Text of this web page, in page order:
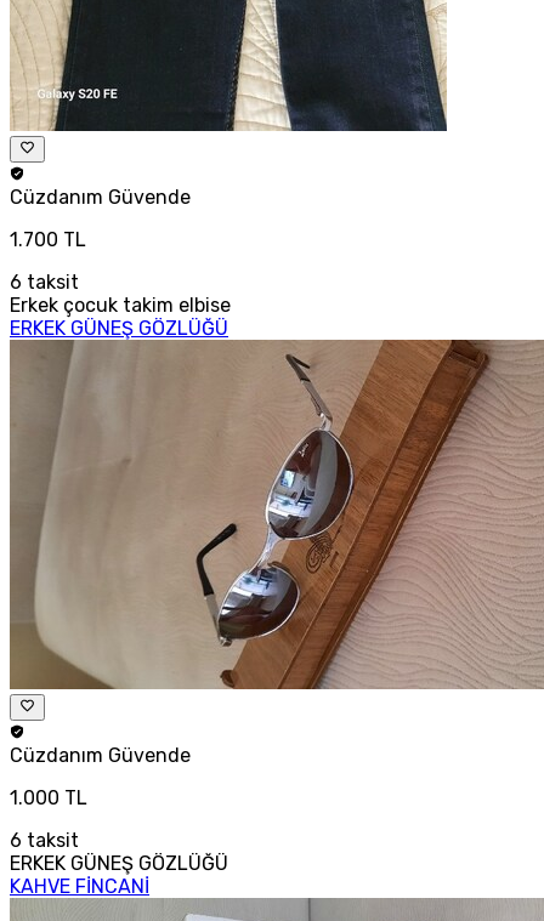
Cüzdanım Güvende
1.700 TL
6 taksit
Erkek çocuk takim elbise
ERKEK GÜNEŞ GÖZLÜĞÜ
Cüzdanım Güvende
1.000 TL
6 taksit
ERKEK GÜNEŞ GÖZLÜĞÜ
KAHVE FİNCANİ